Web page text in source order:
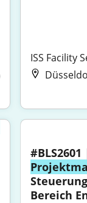
ISS Facility
Bereich